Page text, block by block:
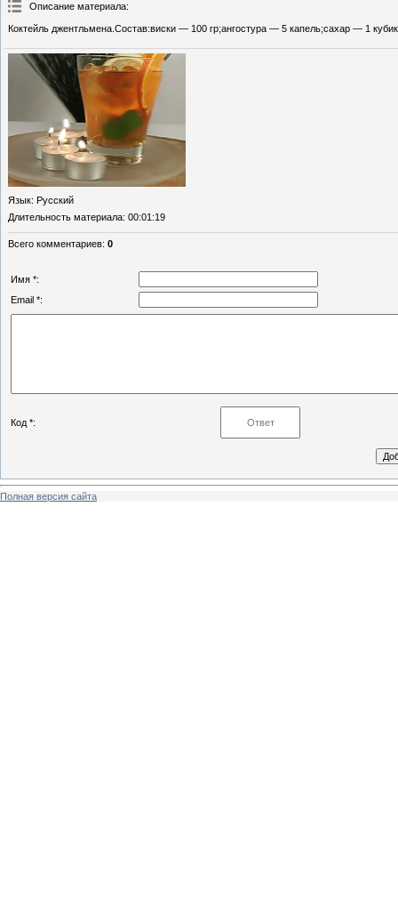
Описание материала:
Коктейль джентльмена.Состав:виски — 100 гр;ангостура — 5 капель;сахар — 1
Язык: Русский
Длительность материала: 00:01:19
Всего комментариев: 0
Имя *:
Email *:
Код *:
Полная версия сайта